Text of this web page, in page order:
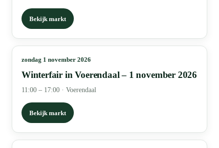
Bekijk markt
zondag 1 november 2026
Winterfair in Voerendaal – 1 november 2026
11:00 – 17:00 · Voerendaal
Bekijk markt